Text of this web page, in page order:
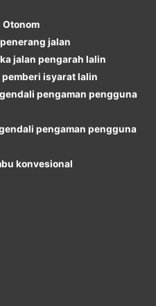
jalan
jalan pengarah lalin
isyarat lalin
pengaman pengguna
pengaman pengguna
konvesional